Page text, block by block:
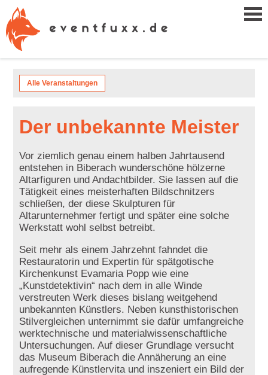
Alle Veranstaltungen
Der unbekannte Meister
Vor ziemlich genau einem halben Jahrtausend
entstehen in Biberach wunderschöne hölzerne
Altarfiguren und Andachtbilder. Sie lassen auf die
Tätigkeit eines meisterhaften Bildschnitzers
schließen, der diese Skulpturen für
Altarunternehmer fertigt und später eine solche
Werkstatt wohl selbst betreibt.
Seit mehr als einem Jahrzehnt fahndet die
Restauratorin und Expertin für spätgotische
Kirchenkunst Evamaria Popp wie eine
„Kunstdetektivin“ nach dem in alle Winde
verstreuten Werk dieses bislang weitgehend
unbekannten Künstlers. Neben kunsthistorischen
Stilvergleichen unternimmt sie dafür umfangreiche
werktechnische und materialwissenschaftliche
Untersuchungen. Auf dieser Grundlage versucht
das Museum Biberach die Annäherung an eine
aufregende Künstlervita und inszeniert ein Bild der